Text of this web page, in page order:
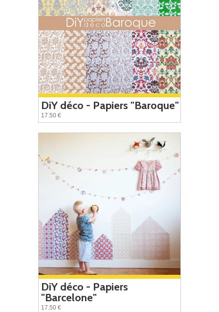
DiY déco - Papiers "Baroque"
17.50 €
DiY déco - Papiers
"Barcelone"
17.50 €